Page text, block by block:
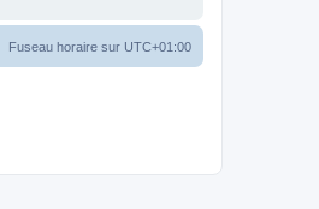
Fuseau horaire sur UTC+01:00